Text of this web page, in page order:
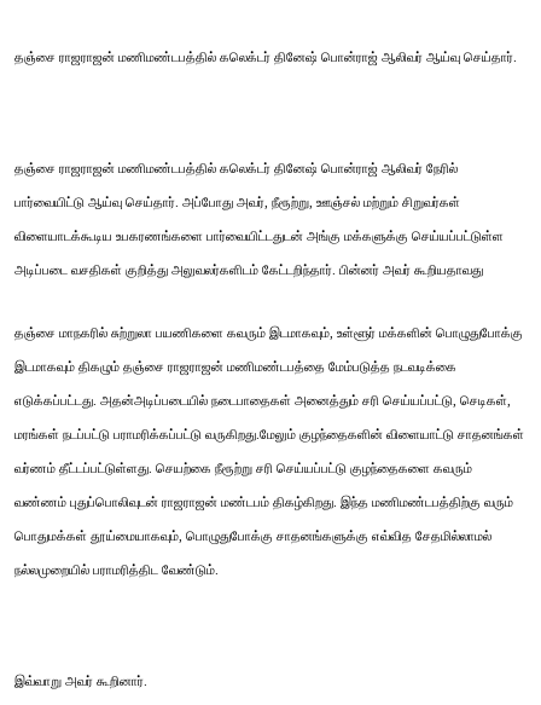
தஞ்சை ராஜராஜன் மணிமண்டபத்தில் கலெக்டர் தினேஷ் பொன்ராஜ் ஆலிவர் ஆய்வு செய்தார்.
தஞ்சை ராஜராஜன் மணிமண்டபத்தில் கலெக்டர் தினேஷ் பொன்ராஜ் ஆலிவர் நேரில்
பார்வையிட்டு ஆய்வு செய்தார். அப்போது அவர், நீரூற்று, ஊஞ்சல் மற்றும் சிறுவர்கள்
விளையாடக்கூடிய உபகரணங்களை பார்வையிட்டதுடன் அங்கு மக்களுக்கு செய்யப்பட்டுள்ள
அடிப்படை வசதிகள் குறித்து அலுவலர்களிடம் கேட்டறிந்தார். பின்னர் அவர் கூறியதாவது
தஞ்சை மாநகரில் சுற்றுலா பயணிகளை கவரும் இடமாகவும், உள்ளூர் மக்களின் பொழுதுபோக்கு
இடமாகவும் திகழும் தஞ்சை ராஜராஜன் மணிமண்டபத்தை மேம்படுத்த நடவடிக்கை
எடுக்கப்பட்டது. அதன்அடிப்படையில் நடைபாதைகள் அனைத்தும் சரி செய்யப்பட்டு, செடிகள்,
மரங்கள் நடப்பட்டு பராமரிக்கப்பட்டு வருகிறது.மேலும் குழந்தைகளின் விளையாட்டு சாதனங்கள்
வர்ணம் தீட்டப்பட்டுள்ளது. செயற்கை நீரூற்று சரி செய்யப்பட்டு குழந்தைகளை கவரும்
வண்ணம் புதுப்பொலிவுடன் ராஜராஜன் மண்டபம் திகழ்கிறது. இந்த மணிமண்டபத்திற்கு வரும்
பொதுமக்கள் தூய்மையாகவும், பொழுதுபோக்கு சாதனங்களுக்கு எவ்வித சேதமில்லாமல்
நல்லமுறையில் பராமரித்திட வேண்டும்.
இவ்வாறு அவர் கூறினார்.